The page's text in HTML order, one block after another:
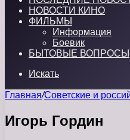
НОВОСТИ КИНО
ФИЛЬМЫ
Информация
Боевик
БЫТОВЫЕ ВОПРОСЫ
Искать
Главная/Советские и
Игорь Гордин